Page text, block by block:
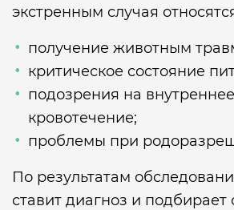
экстренным случая
получение животным
критическое состояние
подозрения на внутреннее
кровотечение;
проблемы при
По результатам
ставит диагноз и подбирает